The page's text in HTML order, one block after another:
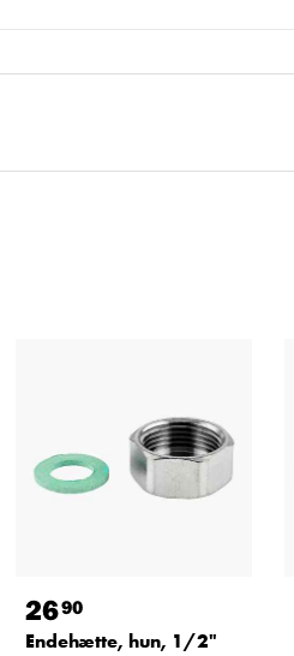
2690
Endehætte, hun, 1/2"